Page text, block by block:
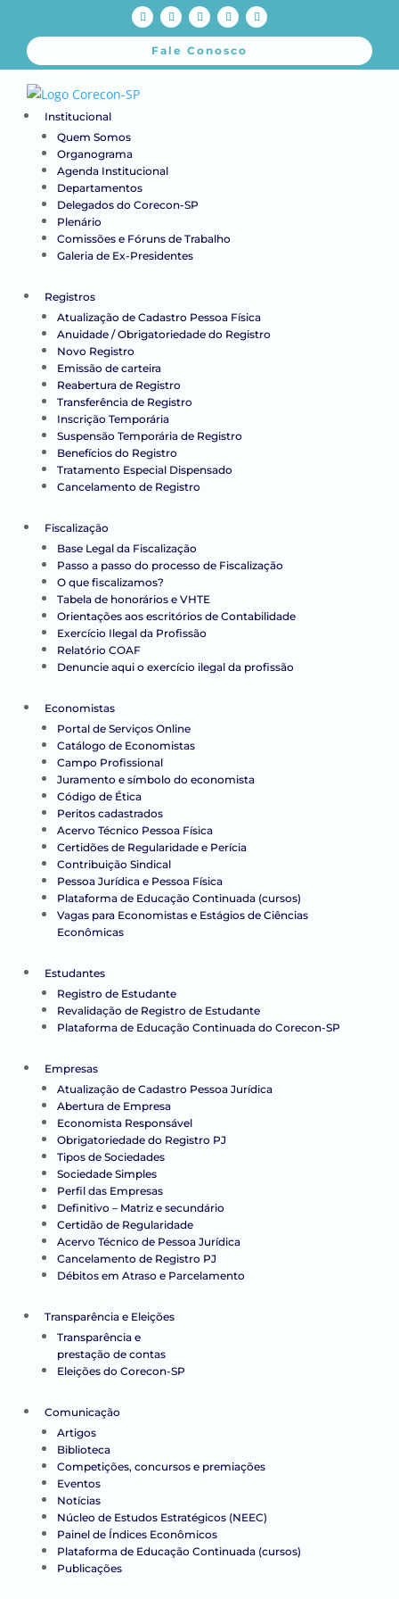
Fale Conosco
Institucional
Quem Somos
Organograma
Agenda Institucional
Departamentos
Delegados do Corecon-SP
Plenário
Comissões e Fóruns de Trabalho
Galeria de Ex-Presidentes
Registros
Atualização de Cadastro Pessoa Física
Anuidade / Obrigatoriedade do Registro
Novo Registro
Emissão de carteira
Reabertura de Registro
Transferência de Registro
Inscrição Temporária
Suspensão Temporária de Registro
Benefícios do Registro
Tratamento Especial Dispensado
Cancelamento de Registro
Fiscalização
Base Legal da Fiscalização
Passo a passo do processo de Fiscalização
O que fiscalizamos?
Tabela de honorários e VHTE
Orientações aos escritórios de Contabilidade
Exercício Ilegal da Profissão
Relatório COAF
Denuncie aqui o exercício ilegal da profissão
Economistas
Portal de Serviços Online
Catálogo de Economistas
Campo Profissional
Juramento e símbolo do economista
Código de Ética
Peritos cadastrados
Acervo Técnico Pessoa Física
Certidões de Regularidade e Perícia
Contribuição Sindical
Pessoa Jurídica e Pessoa Física
Plataforma de Educação Continuada (cursos)
Vagas para Economistas e Estágios de Ciências
Econômicas
Estudantes
Registro de Estudante
Revalidação de Registro de Estudante
Plataforma de Educação Continuada do Corecon-SP
Empresas
Atualização de Cadastro Pessoa Jurídica
Abertura de Empresa
Economista Responsável
Obrigatoriedade do Registro PJ
Tipos de Sociedades
Sociedade Simples
Perfil das Empresas
Definitivo – Matriz e secundário
Certidão de Regularidade
Acervo Técnico de Pessoa Jurídica
Cancelamento de Registro PJ
Débitos em Atraso e Parcelamento
Transparência e Eleições
Transparência e
prestação de contas
Eleições do Corecon-SP
Comunicação
Artigos
Biblioteca
Competições, concursos e premiações
Eventos
Notícias
Núcleo de Estudos Estratégicos (NEEC)
Painel de Índices Econômicos
Plataforma de Educação Continuada (cursos)
Publicações